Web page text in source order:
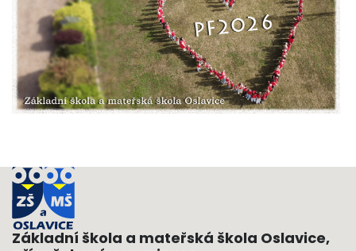
Základní škola a mateřská škola Oslavice,